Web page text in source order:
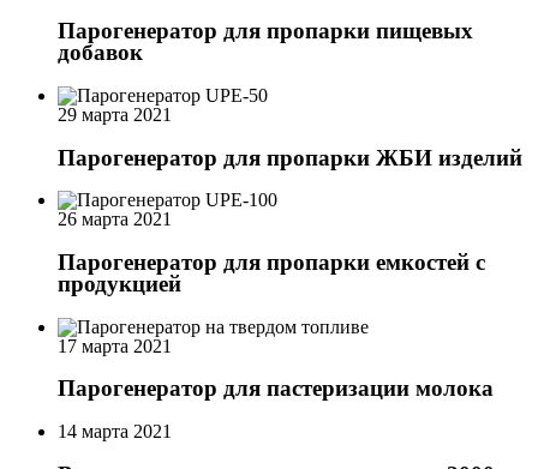
Парогенератор для пропарки пищевых
добавок
29 марта 2021
Парогенератор для пропарки ЖБИ изделий
26 марта 2021
Парогенератор для пропарки емкостей с
продукцией
17 марта 2021
Парогенератор для пастеризации молока
14 марта 2021